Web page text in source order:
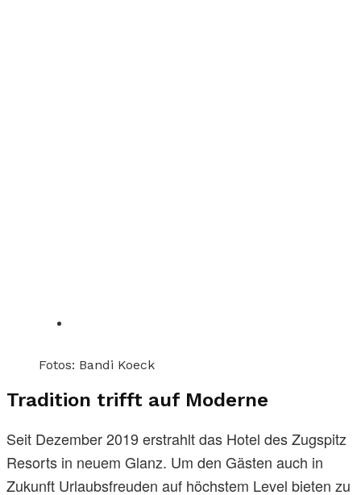
Fotos: Bandi Koeck
Tradition trifft auf Moderne
Seit Dezember 2019 erstrahlt das Hotel des Zugspitz
Resorts in neuem Glanz. Um den Gästen auch in
Zukunft Urlaubsfreuden auf höchstem Level bieten zu